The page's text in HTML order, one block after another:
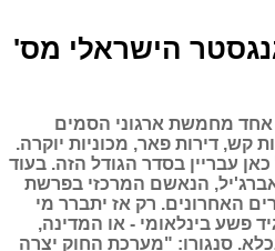
הישראלי מס'
אחד מחמשת ארגוני הסמים
קש, דירות פאר, מכוניות יוקרה.
עבריין בסדר הגודל הזה. בעוד
אברג'יל, הנאשם המרכזי בפרשת
האחרונים. רק אז יתברר מי
פשע בינלאומי - או המדינה,
סנגורו: "מערכת החוק יצרה